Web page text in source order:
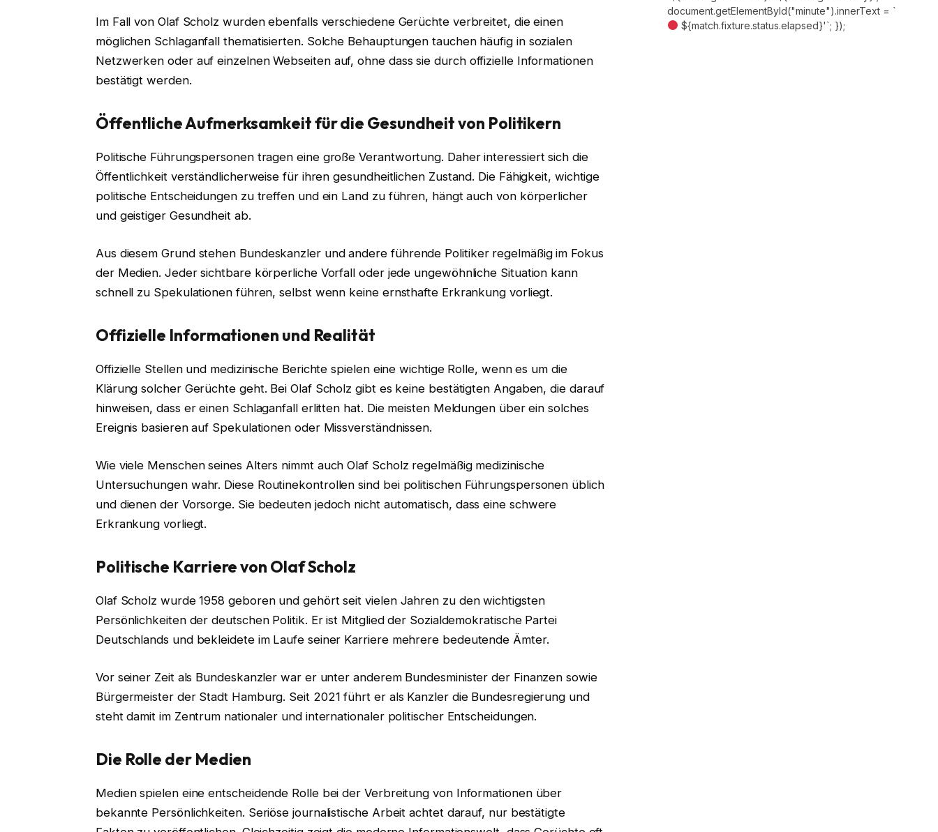
Im Fall von Olaf Scholz wurden ebenfalls verschiedene Gerüchte verbreitet, die einen
möglichen Schlaganfall thematisierten. Solche Behauptungen tauchen häufig in sozialen
Netzwerken oder auf einzelnen Webseiten auf, ohne dass sie durch offizielle Informationen
bestätigt werden.
Öffentliche Aufmerksamkeit für die Gesundheit von Politikern
Politische Führungspersonen tragen eine große Verantwortung. Daher interessiert sich die
Öffentlichkeit verständlicherweise für ihren gesundheitlichen Zustand. Die Fähigkeit, wichtige
politische Entscheidungen zu treffen und ein Land zu führen, hängt auch von körperlicher
und geistiger Gesundheit ab.
Aus diesem Grund stehen Bundeskanzler und andere führende Politiker regelmäßig im Fokus
der Medien. Jeder sichtbare körperliche Vorfall oder jede ungewöhnliche Situation kann
schnell zu Spekulationen führen, selbst wenn keine ernsthafte Erkrankung vorliegt.
Offizielle Informationen und Realität
Offizielle Stellen und medizinische Berichte spielen eine wichtige Rolle, wenn es um die
Klärung solcher Gerüchte geht. Bei Olaf Scholz gibt es keine bestätigten Angaben, die darauf
hinweisen, dass er einen Schlaganfall erlitten hat. Die meisten Meldungen über ein solches
Ereignis basieren auf Spekulationen oder Missverständnissen.
Wie viele Menschen seines Alters nimmt auch Olaf Scholz regelmäßig medizinische
Untersuchungen wahr. Diese Routinekontrollen sind bei politischen Führungspersonen üblich
und dienen der Vorsorge. Sie bedeuten jedoch nicht automatisch, dass eine schwere
Erkrankung vorliegt.
Politische Karriere von Olaf Scholz
Olaf Scholz wurde 1958 geboren und gehört seit vielen Jahren zu den wichtigsten
Persönlichkeiten der deutschen Politik. Er ist Mitglied der Sozialdemokratische Partei
Deutschlands und bekleidete im Laufe seiner Karriere mehrere bedeutende Ämter.
Vor seiner Zeit als Bundeskanzler war er unter anderem Bundesminister der Finanzen sowie
Bürgermeister der Stadt Hamburg. Seit 2021 führt er als Kanzler die Bundesregierung und
steht damit im Zentrum nationaler und internationaler politischer Entscheidungen.
Die Rolle der Medien
Medien spielen eine entscheidende Rolle bei der Verbreitung von Informationen über
bekannte Persönlichkeiten. Seriöse journalistische Arbeit achtet darauf, nur bestätigte
document.getElementById("minute").innerText = `
${match.fixture.status.elapsed}'`; });